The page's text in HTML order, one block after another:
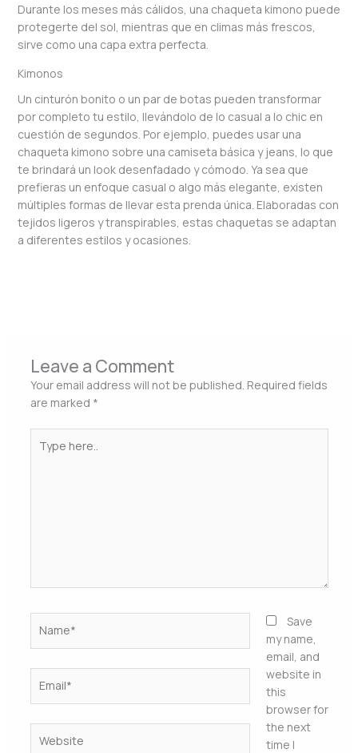
Durante los meses más cálidos, una chaqueta kimono puede
protegerte del sol, mientras que en climas más frescos,
sirve como una capa extra perfecta.
Kimonos
Un cinturón bonito o un par de botas pueden transformar
por completo tu estilo, llevándolo de lo casual a lo chic en
cuestión de segundos. Por ejemplo, puedes usar una
chaqueta kimono sobre una camiseta básica y jeans, lo que
te brindará un look desenfadado y cómodo. Ya sea que
prefieras un enfoque casual o algo más elegante, existen
múltiples formas de llevar esta prenda única. Elaboradas con
tejidos ligeros y transpirables, estas chaquetas se adaptan
a diferentes estilos y ocasiones.
Leave a Comment
Your email address will not be published. Required fields
are marked *
here..
Save
my name,
email, and
website in
this
browser for
the next
time I